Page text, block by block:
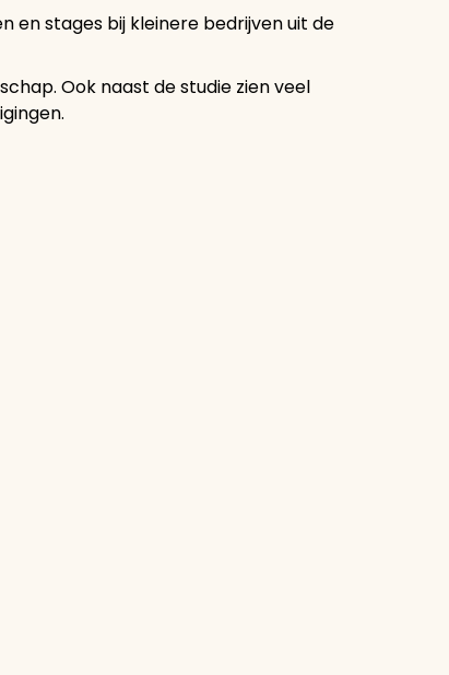
en stages bij kleinere bedrijven uit de
Ook naast de studie zien veel